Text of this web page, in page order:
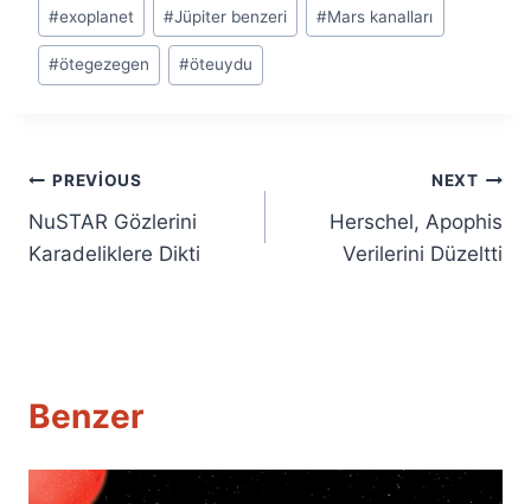
#exoplanet #Jüpiter benzeri #Mars kanalları
#ötegezegen #öteuydu
Yazı
gezinmesi
PREVIOUS
NuSTAR Gözlerini
Karadeliklere Dikti
NEXT
Herschel, Apophis
Verilerini Düzeltti
Benzer